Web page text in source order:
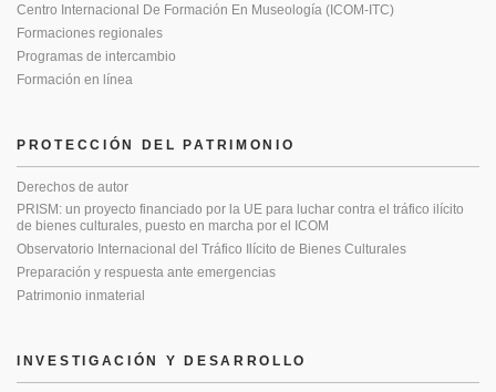
PROTECCIÓN DEL PATRIMONIO
Derechos de autor
PRISM: un proyecto financiado por la UE para luchar contra el tráfico ilícito
de bienes culturales, puesto en marcha por el ICOM
Observatorio Internacional del Tráfico Ilícito de Bienes Culturales
Preparación y respuesta ante emergencias
Patrimonio inmaterial
Centro Internacional De Formación En Museología (ICOM-ITC)
Formaciones regionales
Programas de intercambio
Formación en línea
INVESTIGACIÓN Y DESARROLLO